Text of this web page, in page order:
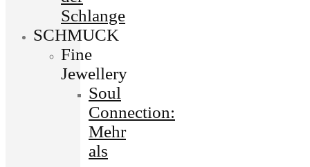
Schlange
SCHMUCK
Fine
Jewellery
Soul
Connection:
Mehr
als